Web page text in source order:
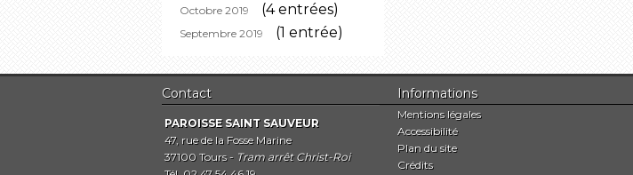
Octobre 2019 (4 entrées)
Septembre 2019 (1 entrée)
Contact
PAROISSE SAINT SAUVEUR
47, rue de la Fosse Marine
37100 Tours - Tram arrêt Christ-Roi
Informations
Mentions légales
Accessibilité
Plan du site
Crédits